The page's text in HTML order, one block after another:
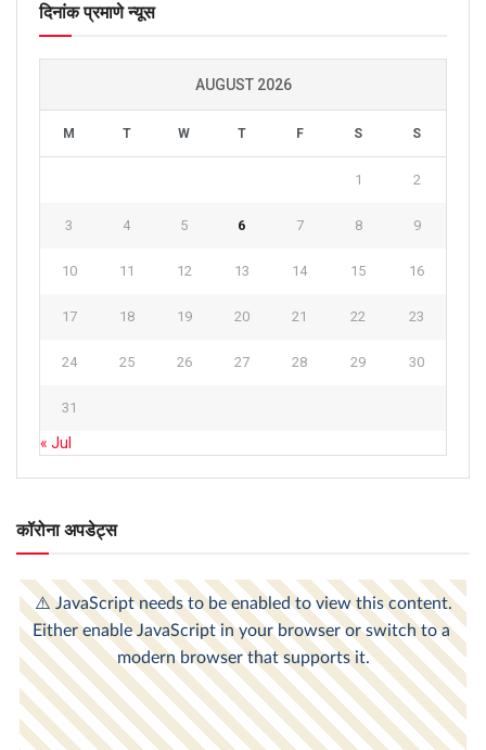
दिनांक प्रमाणे न्यूस
AUGUST 2026
M T W T F S S
1 2
3 4 5 6 7 8 9
10 11 12 13 14 15 16
17 18 19 20 21 22 23
24 25 26 27 28 29 30
31
« Jul
कॉरोना अपडेट्स